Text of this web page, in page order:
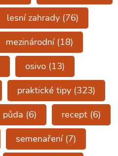
lesní zahrady(76)
mezinárodní(18)
osivo(13)
praktické tipy(323)
půda (6) recept(6)
semenaření(7)